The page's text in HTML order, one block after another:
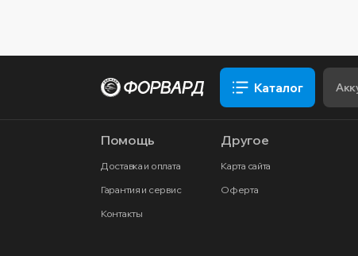
Каталог
Помощь
Доставка и оплата
Гарантия и сервис
Контакты
Другое
Карта сайта
Оферта